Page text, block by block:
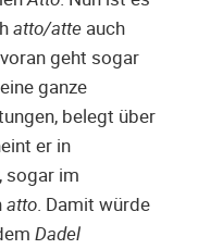
atto/atte auch
geht sogar
ganze
belegt über
er in
sogar im
atto. Damit würde
Dadel